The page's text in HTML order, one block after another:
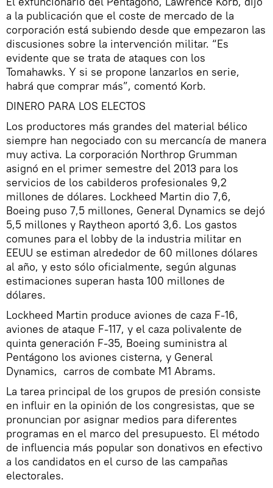
a la publicación que el coste de mercado de la
corporación está subiendo desde que empezaron las
discusiones sobre la intervención militar. “Es
evidente que se trata de ataques con los
Tomahawks. Y si se propone lanzarlos en serie,
habrá que comprar más”, comentó Korb.
DINERO PARA LOS ELECTOS
Los productores más grandes del material bélico
siempre han negociado con su mercancía de manera
muy activa. La corporación Northrop Grumman
asignó en el primer semestre del 2013 para los
servicios de los cabilderos profesionales 9,2
millones de dólares. Lockheed Martin dio 7,6,
Boeing puso 7,5 millones, General Dynamics se dejó
5,5 millones y Raytheon aportó 3,6. Los gastos
comunes para el lobby de la industria militar en
EEUU se estiman alrededor de 60 millones dólares
al año, y esto sólo oficialmente, según algunas
estimaciones superan hasta 100 millones de
dólares.
Lockheed Martin produce aviones de caza F-16,
aviones de ataque F-117, y el caza polivalente de
quinta generación F-35, Boeing suministra al
Pentágono los aviones cisterna, y General
Dynamics, carros de combate M1 Abrams.
La tarea principal de los grupos de presión consiste
en influir en la opinión de los congresistas, que se
pronuncian por asignar medios para diferentes
programas en el marco del presupuesto. El método
de influencia más popular son donativos en efectivo
a los candidatos en el curso de las campañas
electorales.